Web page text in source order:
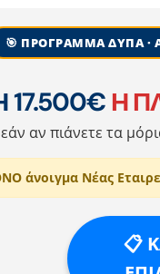
🎯 ΠΡΟΓΡΑΜΜΑ ΔΥΠΑ ·
17.500€Η
αν πιάνετε τα
Νέας
📋